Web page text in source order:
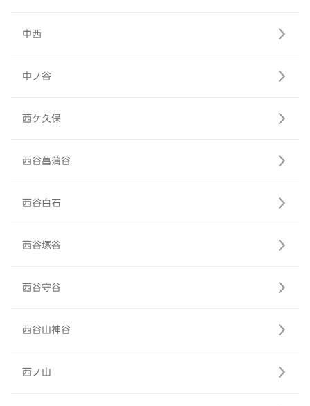
中西
中ノ谷
西ケ久保
西谷菖蒲谷
西谷白石
西谷塚谷
西谷守谷
西谷山神谷
西ノ山